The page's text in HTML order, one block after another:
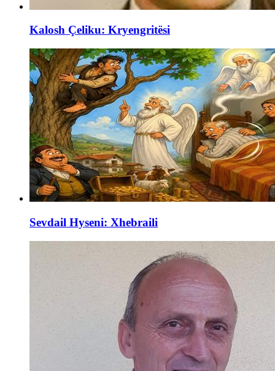
Kalosh Çeliku: Kryengritësi
Sevdail Hyseni: Xhebraili